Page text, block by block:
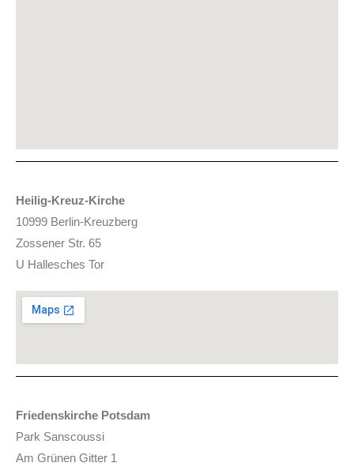
Heilig-Kreuz-Kirche
10999 Berlin-Kreuzberg
Zossener Str. 65
U Hallesches Tor
Friedenskirche Potsdam
Park Sanscoussi
Am Grünen Gitter 1